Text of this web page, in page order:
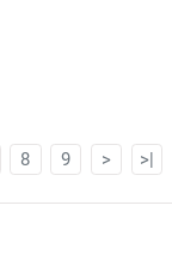
8 9 > >|